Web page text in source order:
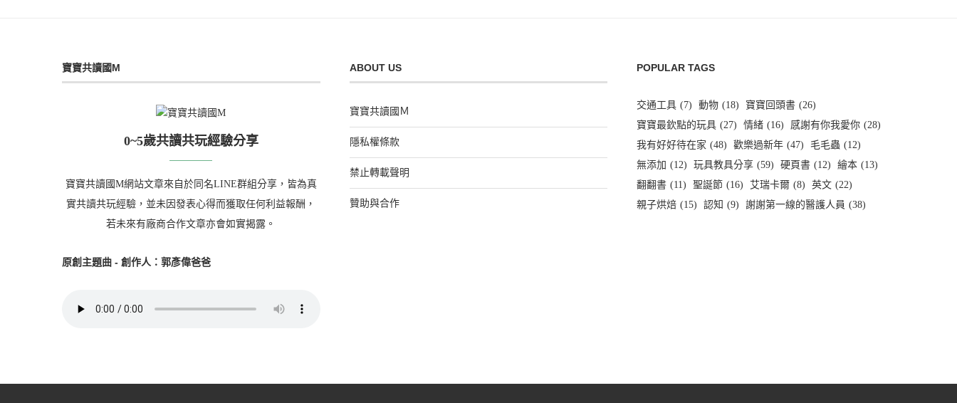
寶寶共讀國M
0~5歲共讀共玩經驗分享
寶寶共讀國M網站文章來自於同名LINE群組分享，皆為真
實共讀共玩經驗，並未因發表心得而獲取任何利益報酬，
若未來有廠商合作文章亦會如實揭露。
原創主題曲 - 創作人：郭彥偉爸爸
ABOUT US
寶寶共讀國Ｍ
隱私權條款
禁止轉載聲明
贊助與合作
POPULAR TAGS
交通工具 (7) 動物 (18) 寶寶回頭書 (26)
寶寶最欽點的玩具 (27) 情緒 (16) 感謝有你我愛你 (28)
我有好好待在家 (48) 歡樂過新年 (47) 毛毛蟲 (12)
無添加 (12) 玩具教具分享 (59) 硬頁書 (12) 繪本 (13)
翻翻書 (11) 聖誕節 (16) 艾瑞卡爾 (8) 英文 (22)
親子烘焙 (15) 認知 (9) 謝謝第一線的醫護人員 (38)